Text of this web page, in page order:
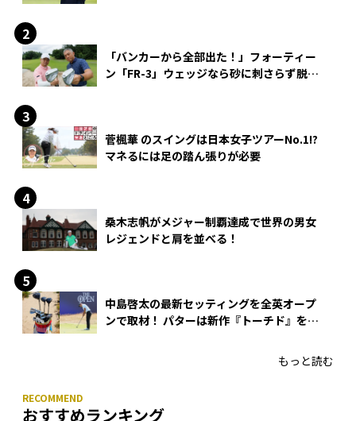
「バンカーから全部出た！」フォーティー
ン「FR-3」ウェッジなら砂に刺さらず脱出
菅楓華 のスイングは日本女子ツアーNo.1!?
マネるには足の踏ん張りが必要
桑木志帆がメジャー制覇達成で世界の男女
レジェンドと肩を並べる！
中島啓太の最新セッティングを全英オープ
ンで取材！ パターは新作『トーチド』を投
もっと読む
おすすめランキング